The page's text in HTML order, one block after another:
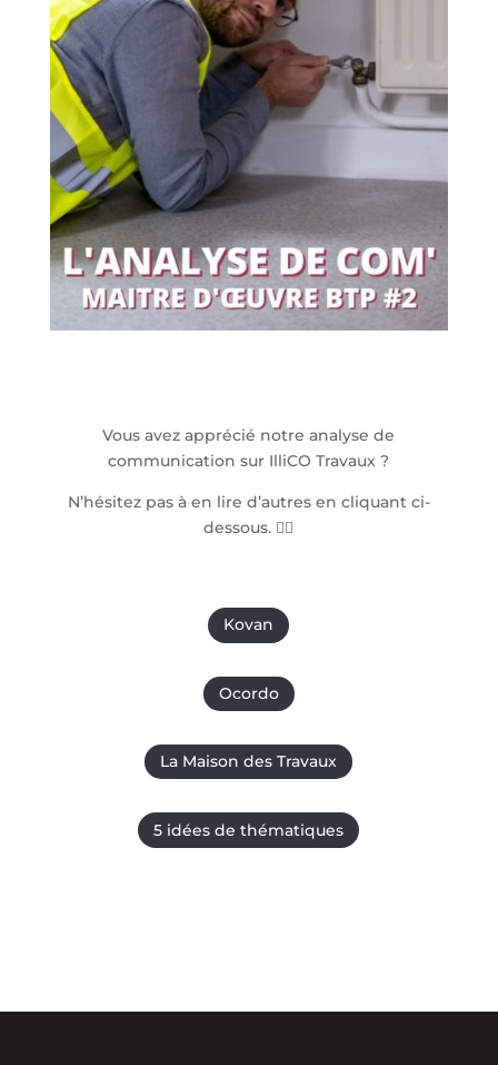
Vous avez apprécié notre analyse de
communication sur IlliCO Travaux ?
N’hésitez pas à en lire d’autres en cliquant ci-
dessous. 👇🏻
Kovan
Ocordo
La Maison des Travaux
5 idées de thématiques